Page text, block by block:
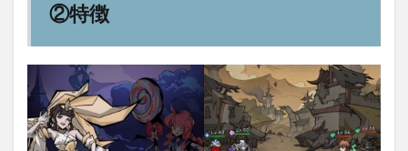
②特徴